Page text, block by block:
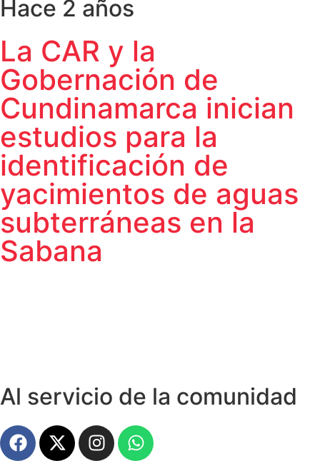
Hace 2 años
La CAR y la
Gobernación de
Cundinamarca inician
estudios para la
identificación de
yacimientos de aguas
subterráneas en la
Sabana
Al servicio de la comunidad